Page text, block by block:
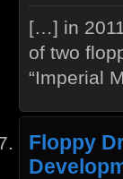
[…] in
of two
“Imperial
Floppy